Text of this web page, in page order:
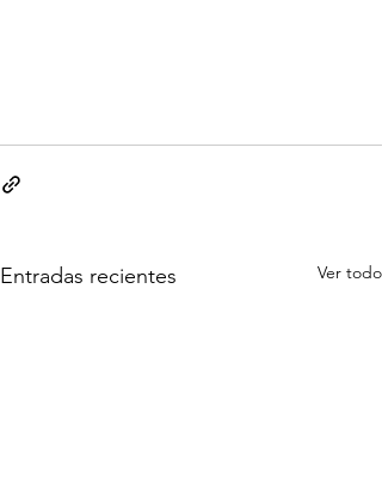
Entradas recientes Ver todo